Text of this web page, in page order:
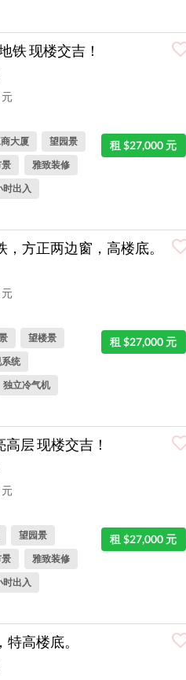
铁 现楼交吉！
元
租 $27,000 元
大厦
望园景
雅致装修
时出入
方正两边窗，高楼底。
元
租 $27,000 元
望楼景
统
独立冷气机
层 现楼交吉！
元
租 $27,000 元
望园景
雅致装修
时出入
高楼底。